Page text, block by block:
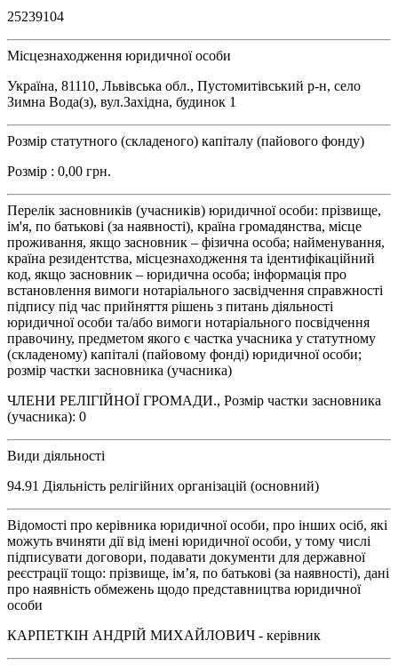
25239104
Місцезнаходження юридичної особи
Україна, 81110, Львівська обл., Пустомитівський р-н, село
Зимна Вода(з), вул.Західна, будинок 1
Розмір статутного (складеного) капіталу (пайового фонду)
Розмір : 0,00 грн.
Перелік засновників (учасників) юридичної особи: прізвище,
ім'я, по батькові (за наявності), країна громадянства, місце
проживання, якщо засновник – фізична особа; найменування,
країна резидентства, місцезнаходження та ідентифікаційний
код, якщо засновник – юридична особа; інформація про
встановлення вимоги нотаріального засвідчення справжності
підпису під час прийняття рішень з питань діяльності
юридичної особи та/або вимоги нотаріального посвідчення
правочину, предметом якого є частка учасника у статутному
(складеному) капіталі (пайовому фонді) юридичної особи;
розмір частки засновника (учасника)
ЧЛЕНИ РЕЛІГІЙНОЇ ГРОМАДИ., Розмір частки засновника
(учасника): 0
Види діяльності
94.91 Діяльність релігійних організацій (основний)
Відомості про керівника юридичної особи, про інших осіб, які
можуть вчиняти дії від імені юридичної особи, у тому числі
підписувати договори, подавати документи для державної
реєстрації тощо: прізвище, ім’я, по батькові (за наявності), дані
про наявність обмежень щодо представництва юридичної
особи
КАРПЕТКІН АНДРІЙ МИХАЙЛОВИЧ - керівник